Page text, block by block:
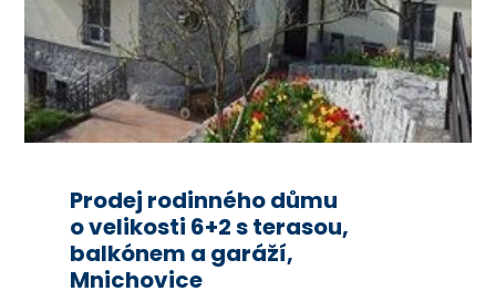
Prodej rodinného důmu
o velikosti 6+2 s terasou,
balkónem a garáží,
Mnichovice